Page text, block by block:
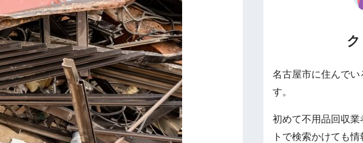
名古屋市に住んで
す。
初めて不用品回収
トで検索かけても